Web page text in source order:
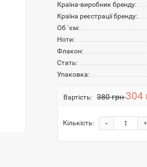
Країна-виробник бренду:
Країна реєстрації бренду:
Об `єм:
Ноти:
Флакон:
Стать:
Упаковка:
Вартість: 380 грн304
Кількість: +
-